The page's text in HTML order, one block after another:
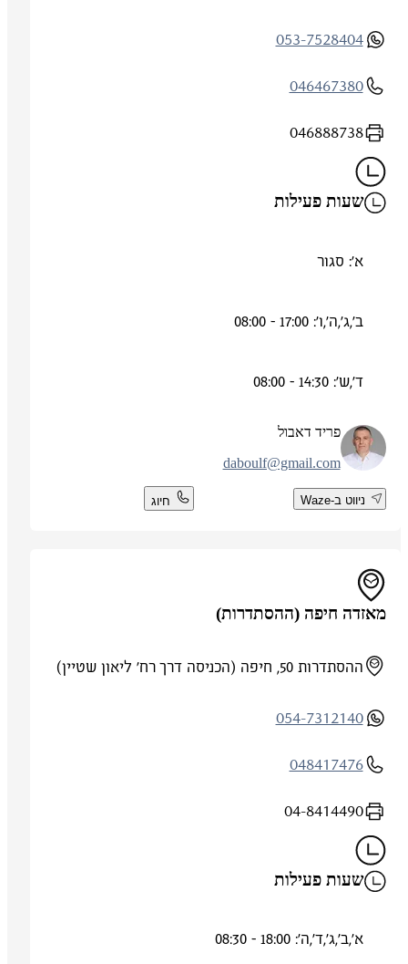
053-7528404
046467380
046888738
שעות פעילות
א': סגור
ב',ג',ה',ו': 17:00 - 08:00
ד',ש': 14:30 - 08:00
פריד דאבול
daboulf@gmail.com
ניווט ב-Waze חיוג
מאזדה חיפה (ההסתדרות)
ההסתדרות 50, חיפה (הכניסה דרך רח' ליאון שטיין)
054-7312140
048417476
04-8414490
שעות פעילות
א',ב',ג',ד',ה': 18:00 - 08:30